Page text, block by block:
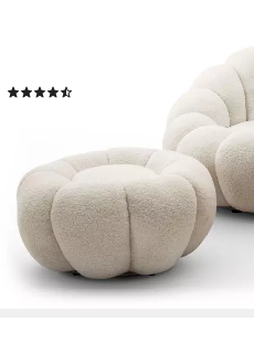
Drehsessel FLUFFY mit
für Wohnzimmer (1x Sessel 1x
lieferbar - in 6-7 Werktagen bei dir